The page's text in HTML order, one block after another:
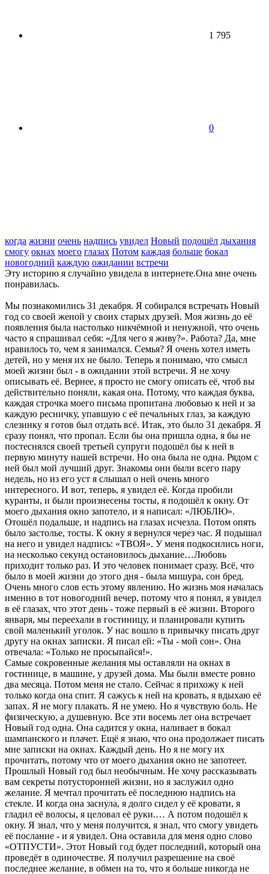
1 795
0
когда жизни очень надпись увидел Новый подошёл дыхания
смогу окнах моего глазах Потом каждая больше бокал
новогодний каждую ожидании встречи
Эту историю я случайно увидела в интернете.Она мне очень
понравилась.
Мы познакомились 31 декабря. Я собирался встречать Новый
год со своей женой у своих старых друзей. Моя жизнь до её
появления была настолько никчёмной и ненужной, что очень
часто я спрашивал себя: «Для чего я живу?». Работа? Да, мне
нравилось то, чем я занимался. Семья? Я очень хотел иметь
детей, но у меня их не было. Теперь я понимаю, что смысл
моей жизни был - в ожидании этой встречи. Я не хочу
описывать её. Вернее, я просто не смогу описать её, чтоб вы
действительно поняли, какая она. Потому, что каждая буква,
каждая строчка моего письма пропитана любовью к ней и за
каждую ресничку, упавшую с её печальных глаз, за каждую
слезинку я готов был отдать всё. Итак, это было 31 декабря. Я
сразу понял, что пропал. Если бы она пришла одна, я бы не
постеснялся своей третьей супруги подошёл бы к ней в
первую минуту нашей встречи. Но она была не одна. Рядом с
ней был мой лучший друг. Знакомы они были всего пару
недель, но из его уст я слышал о ней очень много
интересного. И вот, теперь, я увидел её. Когда пробили
куранты, и были произнесены тосты, я подошёл к окну. От
моего дыхания окно запотело, и я написал: «ЛЮБЛЮ».
Отошёл подальше, и надпись на глазах исчезла. Потом опять
было застолье, тосты. К окну я вернулся через час. Я подышал
на него и увидел надпись: «ТВОЯ». У меня подкосились ноги,
на несколько секунд остановилось дыхание…Любовь
приходит только раз. И это человек понимает сразу. Всё, что
было в моей жизни до этого дня - была мишура, сон бред.
Очень много слов есть этому явлению. Но жизнь моя началась
именно в тот новогодний вечер, потому что я понял, я увидел
в её глазах, что этот день - тоже первый в её жизни. Второго
января, мы переехали в гостиницу, и планировали купить
свой маленький уголок. У нас вошло в привычку писать друг
другу на окнах записки. Я писал ей: «Ты - мой сон». Она
отвечала: «Только не просыпайся!».
Самые сокровенные желания мы оставляли на окнах в
гостинице, в машине, у друзей дома. Мы были вместе ровно
два месяца. Потом меня не стало. Сейчас я прихожу к ней
только когда она спит. Я сажусь к ней на кровать, я вдыхаю её
запах. Я не могу плакать. Я не умею. Но я чувствую боль. Не
физическую, а душевную. Все эти восемь лет она встречает
Новый год одна. Она садится у окна, наливает в бокал
шампанского и плачет. Ещё я знаю, что она продолжает писать
мне записки на окнах. Каждый день. Но я не могу их
прочитать, потому что от моего дыхания окно не запотеет.
Прошлый Новый год был необычным. Не хочу рассказывать
вам секреты потусторонней жизни, но я заслужил одно
желание. Я мечтал прочитать её последнюю надпись на
стекле. И когда она заснула, я долго сидел у её кровати, я
гладил её волосы, я целовал её руки.… А потом подошёл к
окну. Я знал, что у меня получится, я знал, что смогу увидеть
её послание - и я увидел. Она оставила для меня одно слово
«ОТПУСТИ». Этот Новый год будет последний, который она
проведёт в одиночестве. Я получил разрешение на своё
последнее желание, в обмен на то, что я больше никогда не